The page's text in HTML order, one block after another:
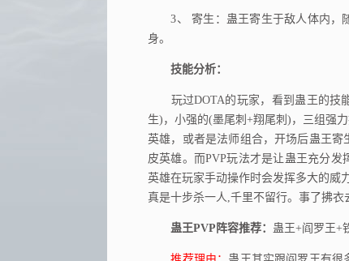
3、 寄生：蛊王寄生于敌人体内，随
身。
技能分析：
玩过DOTA的玩家，看到蛊王的技能
生)，小强的(墨尾刺+翔尾刺)，三组强
英雄，或者是法师组合，开场后蛊王
皮英雄。而PVP玩法才是让蛊王充分
英雄在玩家手动操作时会发挥多大的威
真是十步杀一人,千里不留行。事了拂衣
蛊王PVP阵容推荐： 蛊王+阎罗王+